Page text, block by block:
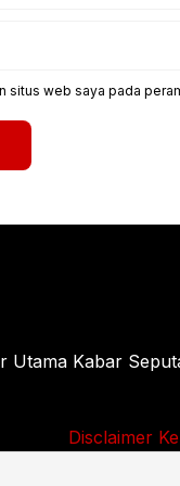
situs web saya pada
Utama Kabar
Disclaimer